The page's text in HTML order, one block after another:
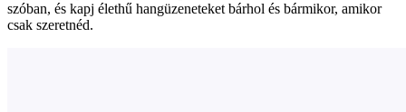
szóban, és kapj élethű hangüzeneteket bárhol és bármikor, amikor
csak szeretnéd.